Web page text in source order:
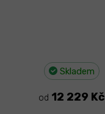
Skladem
od 12 229 Kč